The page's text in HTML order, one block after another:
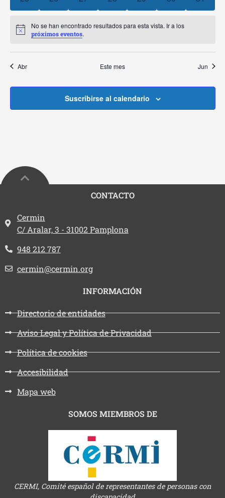
Aviso
No se han encontrado resultados para esta vista. Ir a los
próximos eventos.
Abr Este mes Jun
Suscribirse al calendario
CONTACTO
Dirección:
Cermin
C/ Aralar, 3 - 31002 Pamplona
Teléfono:
948 212 787
Email:
cermin@cermin.org
INFORMACIÓN
Directorio de entidades
Aviso Legal y Política de Privacidad
Política de cookies
Accesibilidad
Mapa web
SOMOS MIEMBROS DE
CERMI, Comité español de representantes de personas con